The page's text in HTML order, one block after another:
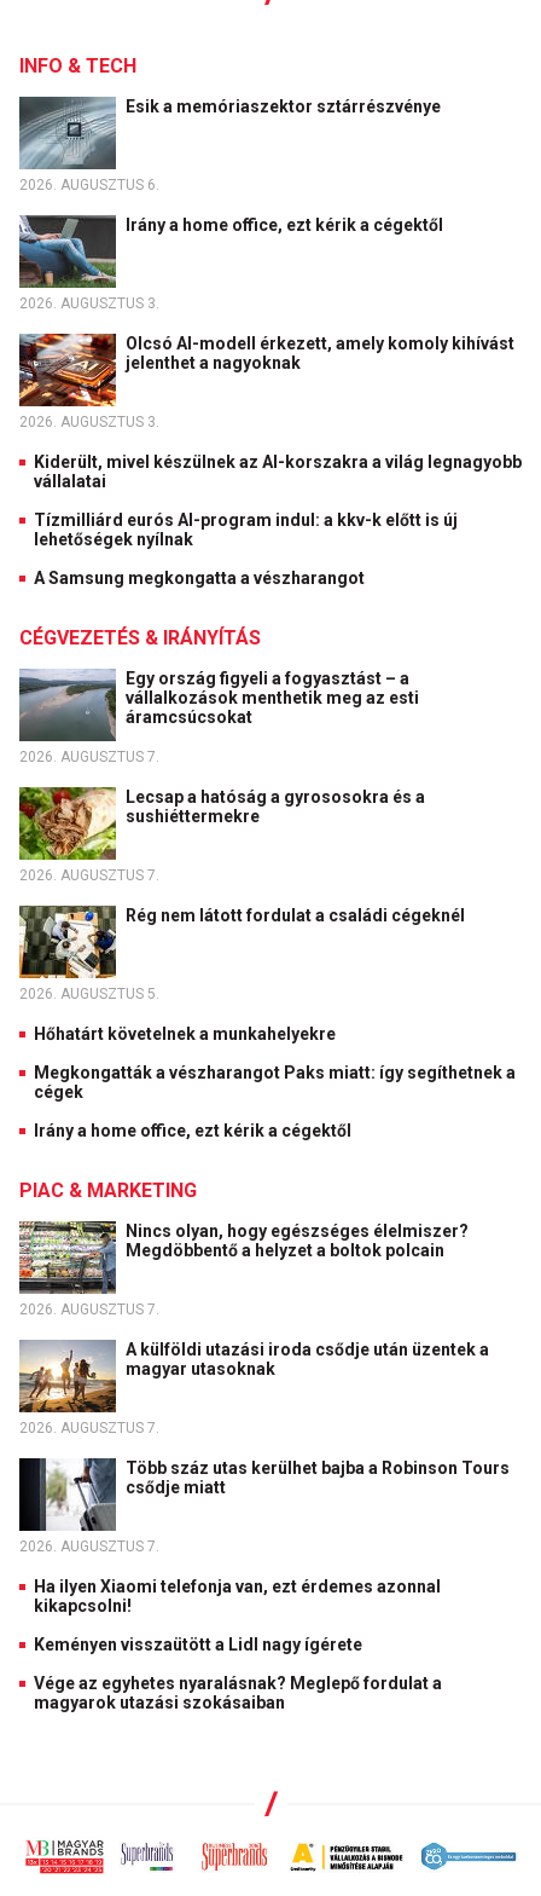
INFO & TECH
Esik a memóriaszektor sztárrészvénye
2026. AUGUSZTUS 6.
Irány a home office, ezt kérik a cégektől
2026. AUGUSZTUS 3.
Olcsó AI-modell érkezett, amely komoly kihívást
jelenthet a nagyoknak
2026. AUGUSZTUS 3.
Kiderült, mivel készülnek az AI-korszakra a világ legnagyobb
vállalatai
Tízmilliárd eurós AI-program indul: a kkv-k előtt is új
lehetőségek nyílnak
A Samsung megkongatta a vészharangot
CÉGVEZETÉS & IRÁNYÍTÁS
Egy ország figyeli a fogyasztást – a
vállalkozások menthetik meg az esti
áramcsúcsokat
2026. AUGUSZTUS 7.
Lecsap a hatóság a gyrososokra és a
sushiéttermekre
2026. AUGUSZTUS 7.
Rég nem látott fordulat a családi cégeknél
2026. AUGUSZTUS 5.
Hőhatárt követelnek a munkahelyekre
Megkongatták a vészharangot Paks miatt: így segíthetnek a
cégek
Irány a home office, ezt kérik a cégektől
PIAC & MARKETING
Nincs olyan, hogy egészséges élelmiszer?
Megdöbbentő a helyzet a boltok polcain
2026. AUGUSZTUS 7.
A külföldi utazási iroda csődje után üzentek a
magyar utasoknak
2026. AUGUSZTUS 7.
Több száz utas kerülhet bajba a Robinson Tours
csődje miatt
2026. AUGUSZTUS 7.
Ha ilyen Xiaomi telefonja van, ezt érdemes azonnal
kikapcsolni!
Keményen visszaütött a Lidl nagy ígérete
Vége az egyhetes nyaralásnak? Meglepő fordulat a
magyarok utazási szokásaiban